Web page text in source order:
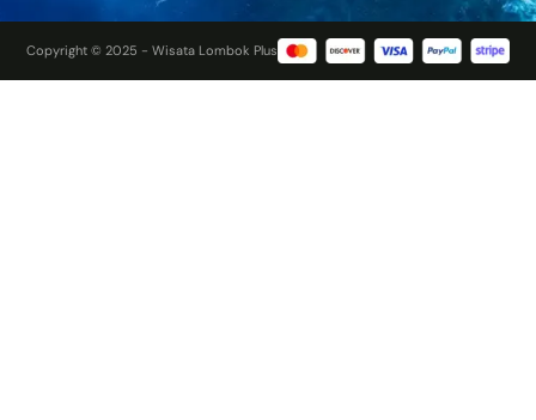
Copyright © 2025 - Wisata Lombok Plus